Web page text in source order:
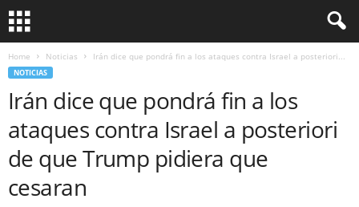
Home Noticias Irán dice que pondrá fin a los ataques contra Israel a posteriori...
NOTICIAS
Irán dice que pondrá fin a los
ataques contra Israel a posteriori
de que Trump pidiera que
cesaran